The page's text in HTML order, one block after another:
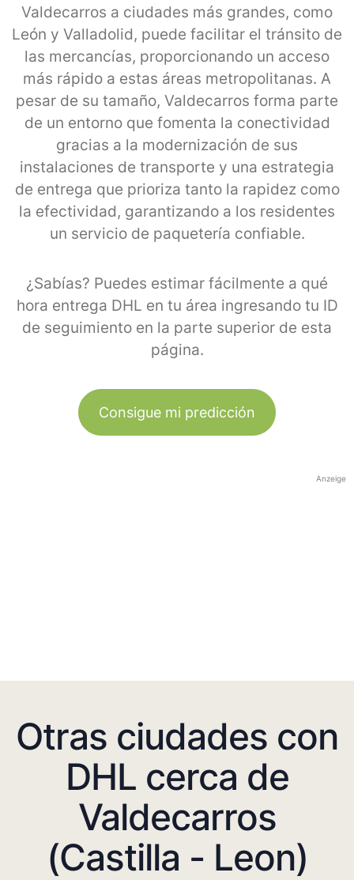
Valdecarros a ciudades más grandes, como
León y Valladolid, puede facilitar el tránsito de
las mercancías, proporcionando un acceso
más rápido a estas áreas metropolitanas. A
pesar de su tamaño, Valdecarros forma parte
de un entorno que fomenta la conectividad
gracias a la modernización de sus
instalaciones de transporte y una estrategia
de entrega que prioriza tanto la rapidez como
la efectividad, garantizando a los residentes
un servicio de paquetería confiable.
¿Sabías? Puedes estimar fácilmente a qué
hora entrega DHL en tu área ingresando tu ID
de seguimiento en la parte superior de esta
página.
Consigue mi predicción
Anzeige
Otras ciudades con
DHL cerca de
Valdecarros
(Castilla - Leon)